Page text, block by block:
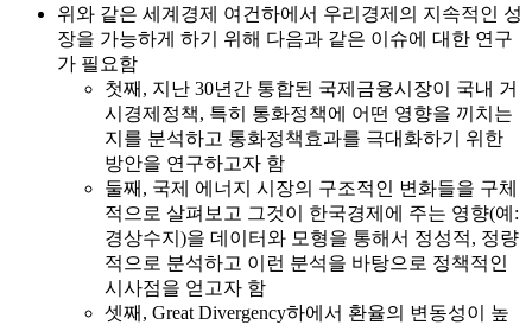
위와 같은 세계경제 여건하에서 우리경제의 지속적인 성
장을 가능하게 하기 위해 다음과 같은 이슈에 대한 연구
가 필요함
첫째, 지난 30년간 통합된 국제금융시장이 국내 거
시경제정책, 특히 통화정책에 어떤 영향을 끼치는
지를 분석하고 통화정책효과를 극대화하기 위한
방안을 연구하고자 함
둘째, 국제 에너지 시장의 구조적인 변화들을 구체
적으로 살펴보고 그것이 한국경제에 주는 영향(예:
경상수지)을 데이터와 모형을 통해서 정성적, 정량
적으로 분석하고 이런 분석을 바탕으로 정책적인
시사점을 얻고자 함
셋째, Great Divergency하에서 환율의 변동성이 높